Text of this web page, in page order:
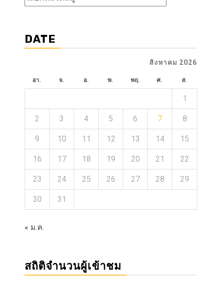
ข่าว
DATE
สิงหาคม 2026
อา. จ. อ. พ. พฤ. ศ. ส.
1
2 3 4 5 6 7 8
9 10 11 12 13 14 15
16 17 18 19 20 21 22
23 24 25 26 27 28 29
30 31
« ม.ค.
สถิติจำนวนผู้เข้าชม